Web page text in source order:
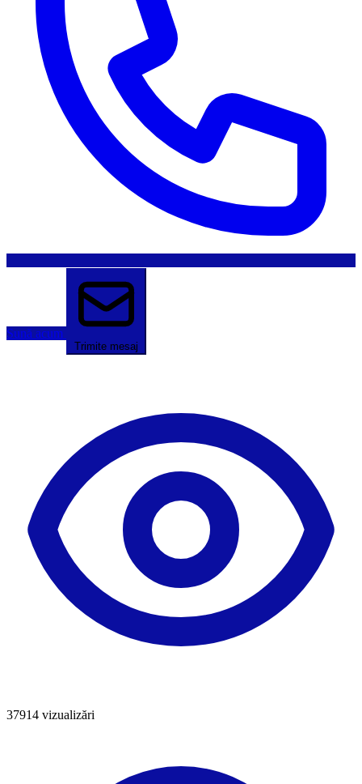
Sună acum
Trimite mesaj
37914 vizualizări